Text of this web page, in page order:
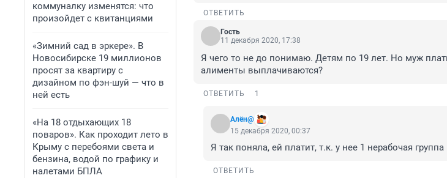
коммуналку изменятся: что
произойдет с квитанциями
«Зимний сад в эркере». В
Новосибирске 19 миллионов
просят за квартиру с
дизайном по фэн-шуй — что в
ней есть
«На 18 отдыхающих 18
поваров». Как проходит лето в
Крыму с перебоями света и
бензина, водой по графику и
налетами БПЛА
ОТВЕТИТЬ
Гость
11 декабря 2020, 17:38
Я чего то не до понимаю. Детям по 19 лет. Но муж
алименты выплачиваются?
ОТВЕТИТЬ 1
Алён@
15 декабря 2020, 00:37
Я так поняла, ей платит, т.к. у нее 1 нерабочая
ОТВЕТИТЬ